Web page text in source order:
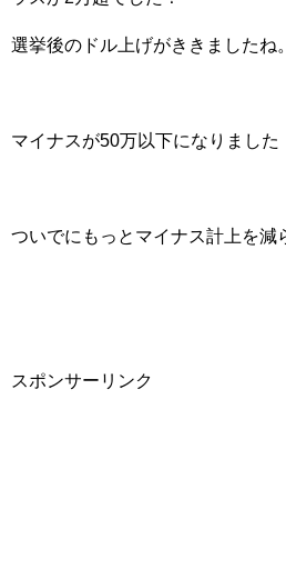
選挙後のドル上げがききましたね。
マイナスが50万以下になりました
ついでにもっとマイナス計上を減
スポンサーリンク